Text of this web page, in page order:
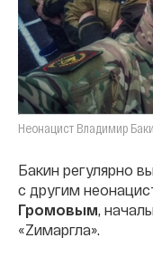
Неонацист Владимир
Бакин регулярно
с другим
Громовым,
«Zимаргла».